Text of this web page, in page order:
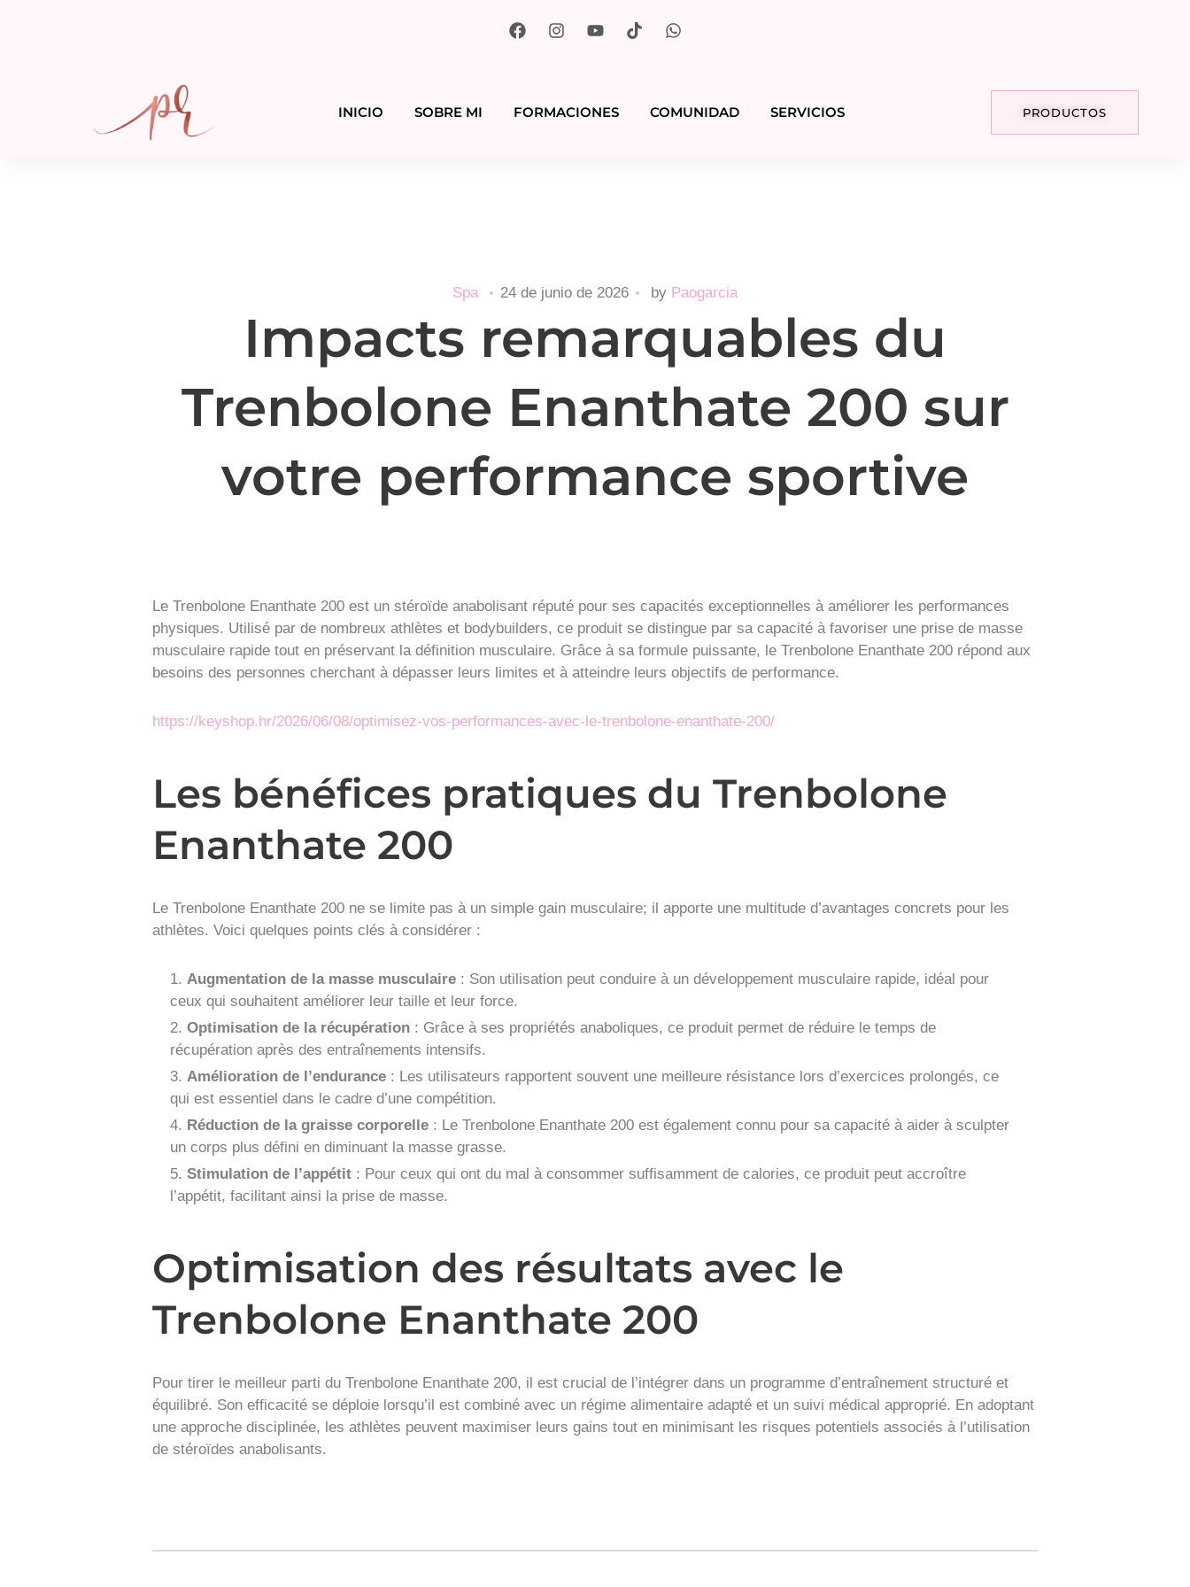
INICIO SOBRE MI FORMACIONES COMUNIDAD SERVICIOS PRODUCTOS
Spa 24 de junio de 2026 by Paogarcia
Impacts remarquables du
Trenbolone Enanthate 200 sur
votre performance sportive
Le Trenbolone Enanthate 200 est un stéroïde anabolisant réputé pour ses capacités exceptionnelles à améliorer les performances
physiques. Utilisé par de nombreux athlètes et bodybuilders, ce produit se distingue par sa capacité à favoriser une prise de masse
musculaire rapide tout en préservant la définition musculaire. Grâce à sa formule puissante, le Trenbolone Enanthate 200 répond aux
besoins des personnes cherchant à dépasser leurs limites et à atteindre leurs objectifs de performance.
https://keyshop.hr/2026/06/08/optimisez-vos-performances-avec-le-trenbolone-enanthate-200/
Les bénéfices pratiques du Trenbolone
Enanthate 200
Le Trenbolone Enanthate 200 ne se limite pas à un simple gain musculaire; il apporte une multitude d’avantages concrets pour les
athlètes. Voici quelques points clés à considérer :
Augmentation de la masse musculaire : Son utilisation peut conduire à un développement musculaire rapide, idéal pour
ceux qui souhaitent améliorer leur taille et leur force.
Optimisation de la récupération : Grâce à ses propriétés anaboliques, ce produit permet de réduire le temps de
récupération après des entraînements intensifs.
Amélioration de l’endurance : Les utilisateurs rapportent souvent une meilleure résistance lors d’exercices prolongés, ce
qui est essentiel dans le cadre d’une compétition.
Réduction de la graisse corporelle : Le Trenbolone Enanthate 200 est également connu pour sa capacité à aider à sculpter
un corps plus défini en diminuant la masse grasse.
Stimulation de l’appétit : Pour ceux qui ont du mal à consommer suffisamment de calories, ce produit peut accroître
l’appétit, facilitant ainsi la prise de masse.
Optimisation des résultats avec le
Trenbolone Enanthate 200
Pour tirer le meilleur parti du Trenbolone Enanthate 200, il est crucial de l’intégrer dans un programme d’entraînement structuré et
équilibré. Son efficacité se déploie lorsqu’il est combiné avec un régime alimentaire adapté et un suivi médical approprié. En adoptant
une approche disciplinée, les athlètes peuvent maximiser leurs gains tout en minimisant les risques potentiels associés à l’utilisation
de stéroïdes anabolisants.